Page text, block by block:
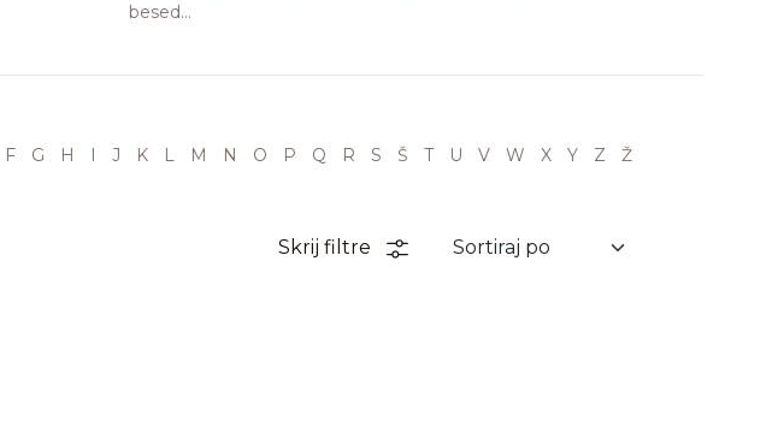
besed...
F G H I J K L M N O P Q R S Š T U V W X Y Z Ž
Skrij filtre